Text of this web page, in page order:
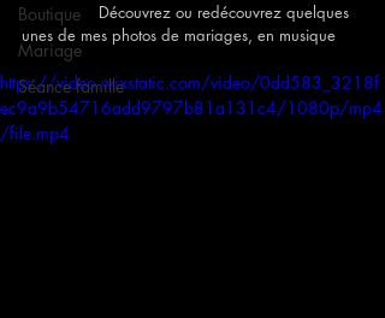
Boutique
Mariage
Séance famille
                Découvrez ou redécouvrez quelques
unes de mes photos de mariages, en musique
https://video.wixstatic.com/video/0dd583_3218f
ec9a9b54716add9797b81a131c4/1080p/mp4
/file.mp4